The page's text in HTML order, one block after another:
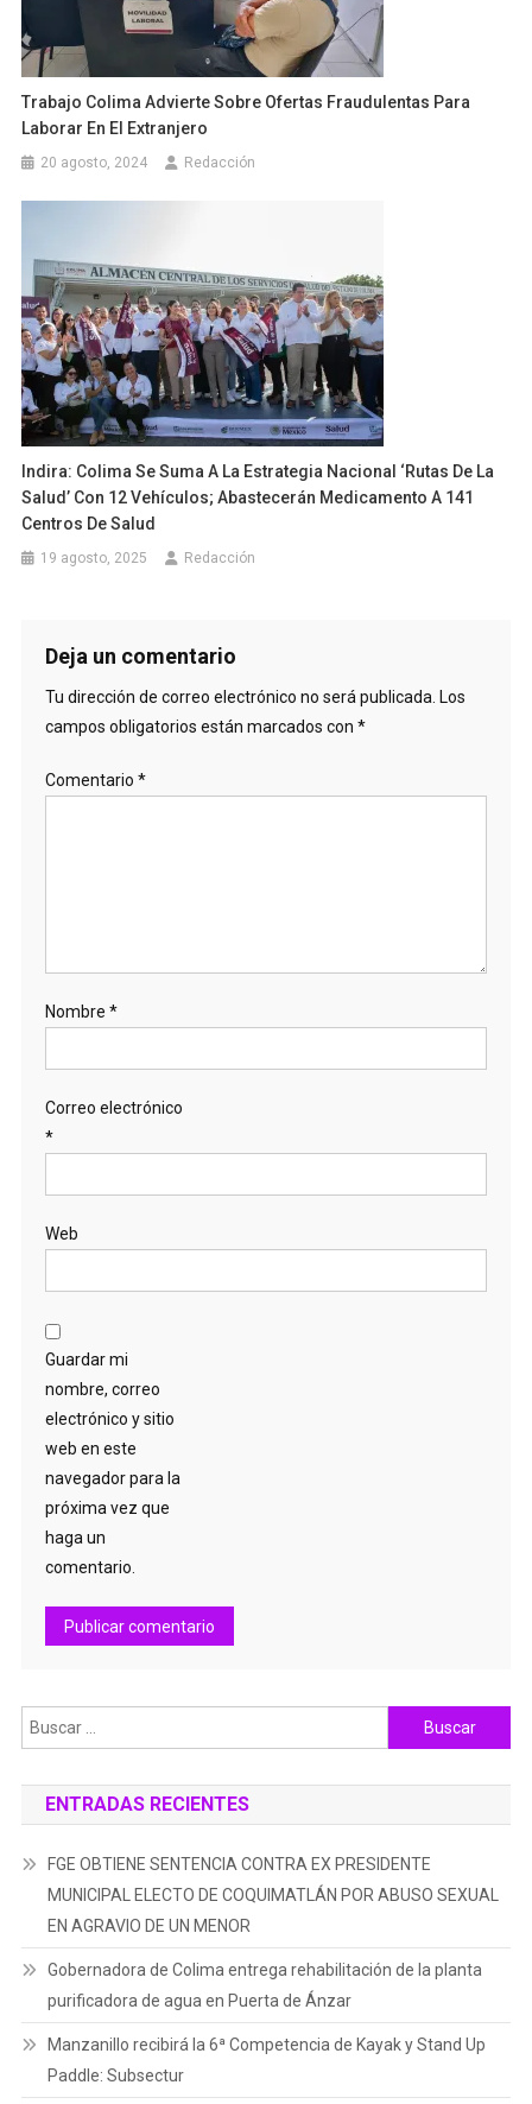
Trabajo Colima Advierte Sobre Ofertas Fraudulentas Para
Laborar En El Extranjero
20 agosto, 2024 Redacción
Indira: Colima Se Suma A La Estrategia Nacional ‘Rutas De La
Salud’ Con 12 Vehículos; Abastecerán Medicamento A 141
Centros De Salud
19 agosto, 2025 Redacción
Deja un comentario
Tu dirección de correo electrónico no será publicada. Los
campos obligatorios están marcados con *
Comentario *
Nombre *
Correo electrónico
*
Web
Guardar mi
nombre, correo
electrónico y sitio
web en este
navegador para la
próxima vez que
haga un
comentario.
Buscar:
ENTRADAS RECIENTES
FGE OBTIENE SENTENCIA CONTRA EX PRESIDENTE
MUNICIPAL ELECTO DE COQUIMATLÁN POR ABUSO SEXUAL
EN AGRAVIO DE UN MENOR
Gobernadora de Colima entrega rehabilitación de la planta
purificadora de agua en Puerta de Ánzar
Manzanillo recibirá la 6ª Competencia de Kayak y Stand Up
Paddle: Subsectur